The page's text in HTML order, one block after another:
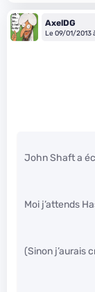
AxelDG
Le 09/01/2013
John Shaft a
Moi j’attends
(Sinon j’aurais